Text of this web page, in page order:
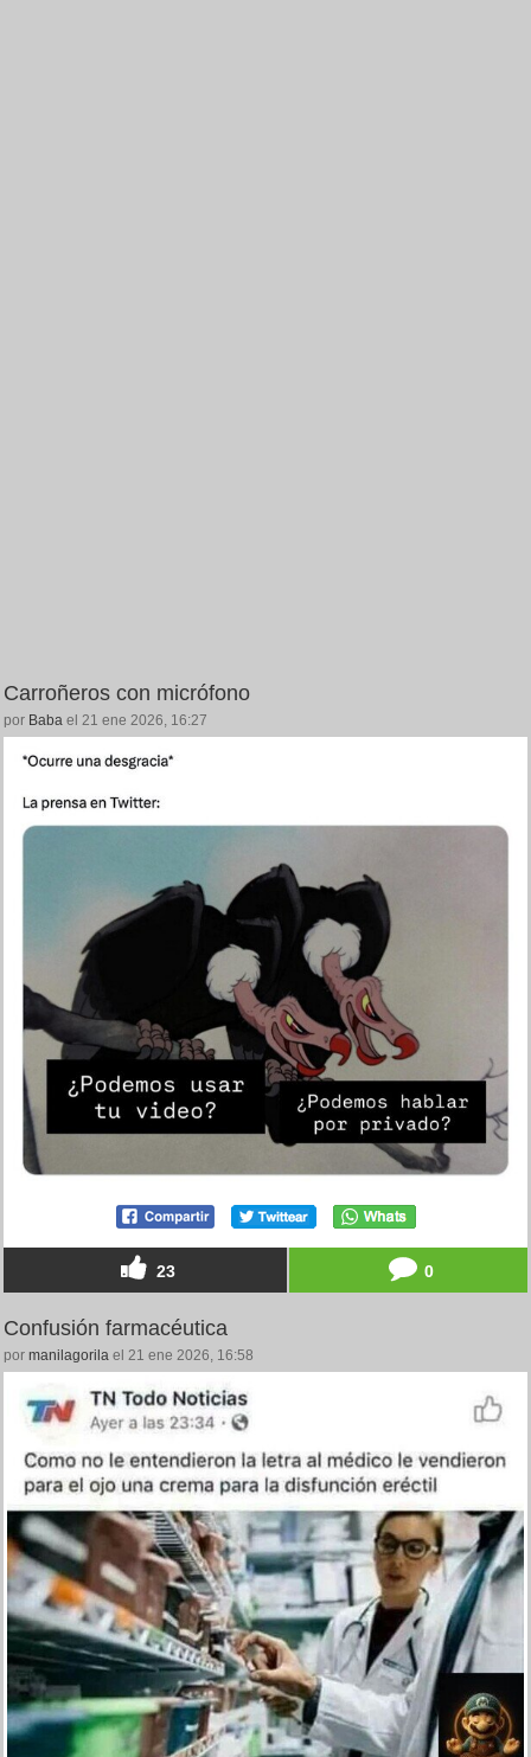
Carroñeros con micrófono
por Baba el 21 ene 2026, 16:27
23 0
Confusión farmacéutica
por manilagorila el 21 ene 2026, 16:58